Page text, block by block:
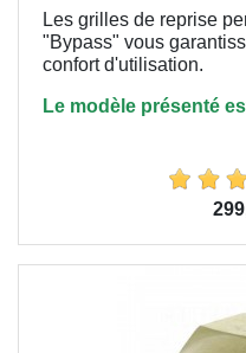
Les grilles de reprise
"Bypass" vous
confortd'utilisation.
Le modèle présenté